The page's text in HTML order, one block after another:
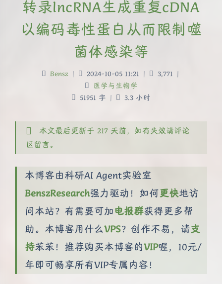
转录lncRNA生成重复cDNA
以编码毒性蛋白从而限制噬
菌体感染等
Bensz | 2024-10-05 11:21 | 3,771 |
医学与生物学
51951 字 | 3.3 小时
本文最后更新于 217 天前，如有失效请评论
区留言。
本博客由科研AI Agent实验室
BenszResearch强力驱动！如何更快地访
问本站？有需要可加电报群获得更多帮
助。本博客用什么VPS？创作不易，请支
持苯苯！推荐购买本博客的VIP喔，10元/
年即可畅享所有VIP专属内容！